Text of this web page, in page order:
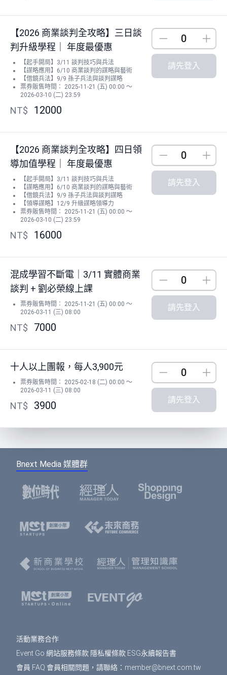
【2026 商業談判全攻略】三日談
判升級學程｜ 年度最優惠
【起手開局】3/11 談判技巧與兵法
【謀略應用】6/10 商業談判的謀略與藝術
【借鏡兵法】9/9 孫子兵法與談判謀略
票券販售時間： 2025-11-21 (五) 00:00 ～
2026-03-10 (二) 23:59
NT$ 12000
Down
請先登入
【2026 商業談判全攻略】四日領
導加值學程｜ 年度最優惠
【起手開局】3/11 談判技巧與兵法
【謀略應用】6/10 商業談判的謀略與藝術
【借鏡兵法】9/9 孫子兵法與談判謀略
【領導謀略】12/9 升級謀略領導力
票券販售時間： 2025-11-21 (五) 00:00 ～
2026-03-10 (二) 23:59
NT$ 16000
Down
請先登入
混成學習不斷電｜3/11 實體商業
談判 + 劉必榮線上課
票券販售時間： 2025-11-21 (五) 00:00 ～
2026-03-11 (三) 08:00
NT$ 7000
Down
請先登入
十人以上團報，每人3,900元
票券販售時間： 2025-02-18 (二) 00:00 ～
2026-03-11 (三) 08:00
NT$ 3900
Down
請先登入
Bnext Media 媒體群
活動業務合作
Event Go 網站服務條款 隱私權條款 ESG永續報告書
會員 FAQ 會員相關問題，請聯絡： member@bnext.com.tw